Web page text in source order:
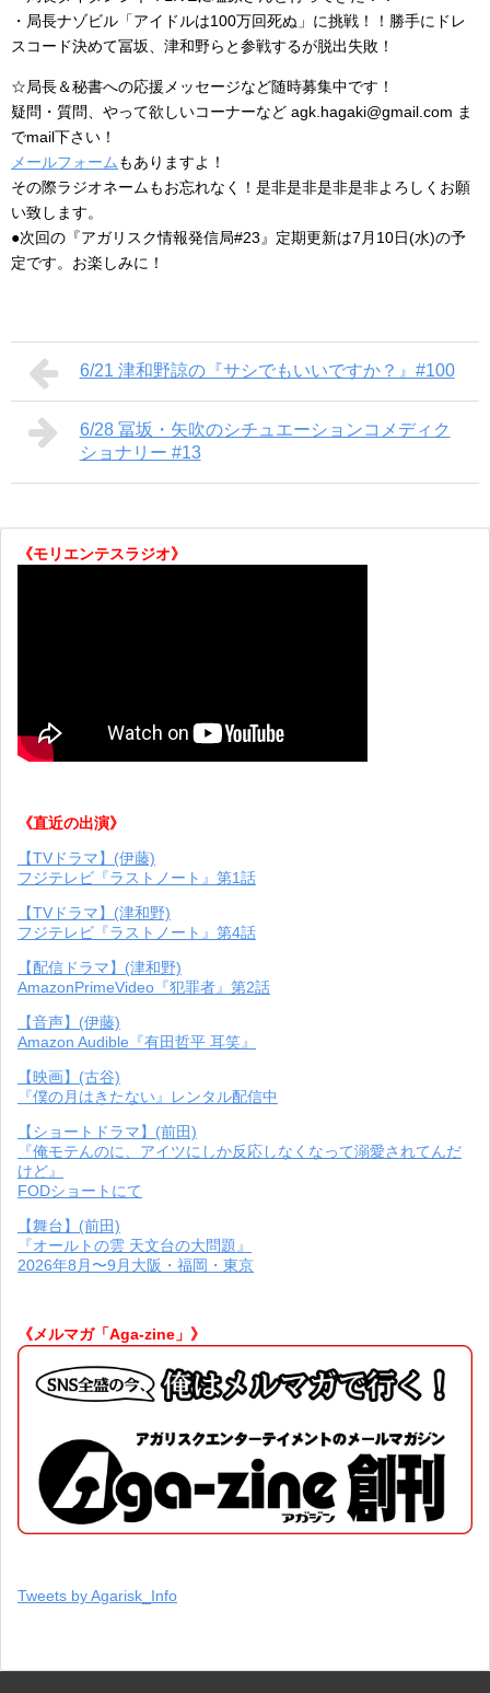
・局長ナゾビル「アイドルは100万回死ぬ」に挑戦！！勝手にドレ
スコード決めて冨坂、津和野らと参戦するが脱出失敗！
☆局長＆秘書への応援メッセージなど随時募集中です！
疑問・質問、やって欲しいコーナーなど agk.hagaki@gmail.com ま
でmail下さい！
メールフォーム もありますよ！
その際ラジオネームもお忘れなく！是非是非是非是非よろしくお願
い致します。
●次回の『アガリスク情報発信局#23』定期更新は7月10日(水)の予
定です。お楽しみに！
6/21 津和野諒の『サシでもいいですか？』#100
6/28 冨坂・矢吹のシチュエーションコメディク
ショナリー #13
《モリエンテスラジオ》
《直近の出演》
【TVドラマ】(伊藤)
フジテレビ『ラストノート』第1話
【TVドラマ】(津和野)
フジテレビ『ラストノート』第4話
【配信ドラマ】(津和野)
AmazonPrimeVideo『犯罪者』第2話
【音声】(伊藤)
Amazon Audible『有田哲平 耳笑』
【映画】(古谷)
『僕の月はきたない』レンタル配信中
【ショートドラマ】(前田)
『俺モテんのに、アイツにしか反応しなくなって溺愛されてんだ
けど』
FODショートにて
【舞台】(前田)
『オールトの雲 天文台の大問題』
2026年8月〜9月大阪・福岡・東京
《メルマガ「Aga-zine」》
Tweets by Agarisk_Info